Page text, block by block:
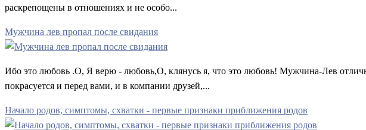
раскрепощены в отношениях и не особо...
Мужчина лев пропал после свидания
Ибо это любовь .О, Я верю - любовь,О, клянусь я, что это любовь! Мужчина-Лев
покрасуется и перед вами, и в компании друзей,...
Начало родов, симптомы, схватки - первые признаки приближения родов